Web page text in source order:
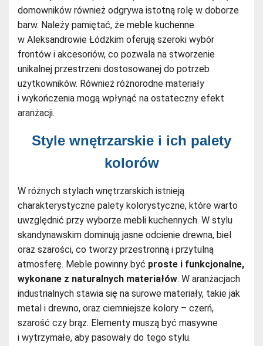
domowników również odgrywa istotną rolę w doborze
barw. Należy pamiętać, że meble kuchenne
w Aleksandrowie Łódzkim oferują szeroki wybór
frontów i akcesoriów, co pozwala na stworzenie
unikalnej przestrzeni dostosowanej do potrzeb
użytkowników. Również różnorodne materiały
i wykończenia mogą wpłynąć na ostateczny efekt
aranżacji.
Style wnętrzarskie i ich palety
kolorów
W różnych stylach wnętrzarskich istnieją
charakterystyczne palety kolorystyczne, które warto
uwzględnić przy wyborze mebli kuchennych. W stylu
skandynawskim dominują jasne odcienie drewna, biel
oraz szarości, co tworzy przestronną i przytulną
atmosferę. Meble powinny być proste i funkcjonalne,
wykonane z naturalnych materiałów. W aranżacjach
industrialnych stawia się na surowe materiały, takie jak
metal i drewno, oraz ciemniejsze kolory – czerń,
szarość czy brąz. Elementy muszą być masywne
i wytrzymałe, aby pasowały do tego stylu.